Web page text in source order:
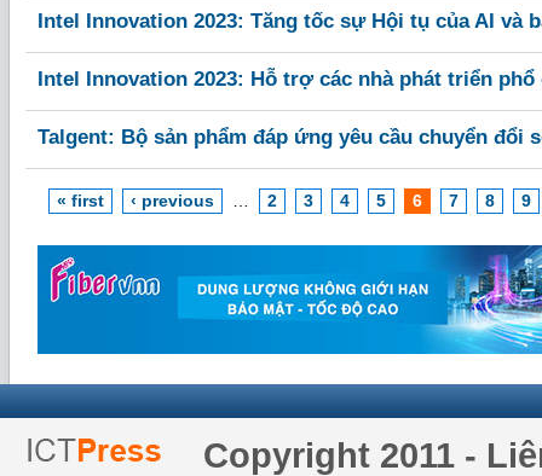
Intel Innovation 2023: Tăng tốc sự Hội tụ của AI và
Intel Innovation 2023: Hỗ trợ các nhà phát triển
Talgent: Bộ sản phẩm đáp ứng yêu cầu chuyển đổi
« first ‹ previous 2 3 4 5 6 7 8 9
Copyright 2011 -